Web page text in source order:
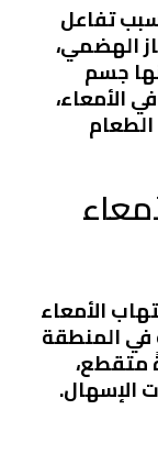
تفاعل
الهضمي،
جسم
الأمعاء،
الأمعاء
في المنطقة
متقطع،
الإسهال.